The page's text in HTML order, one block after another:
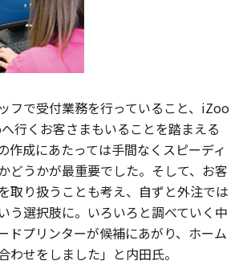
フで受付業務を行っていること、iZoo
行くお客さまもいることを踏まえる
作成にあたっては手間なくスピーディ
どうかが最重要でした。そして、お客
取り扱うことも考え、自ずと外注では
う選択肢に。いろいろと調べていく中
ドプリンターが候補にあがり、ホーム
わせをしました」と内田氏。